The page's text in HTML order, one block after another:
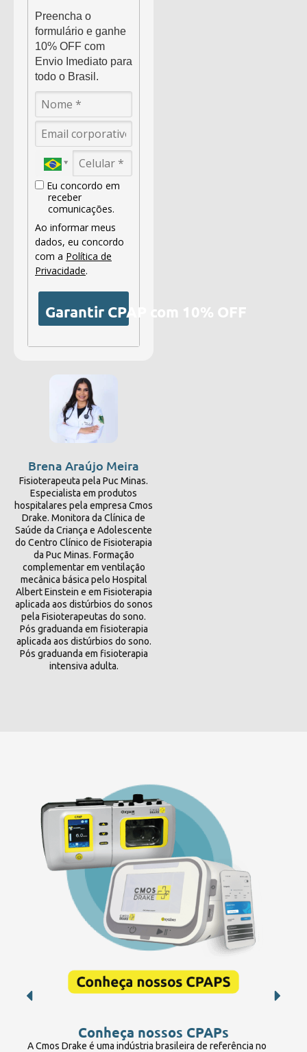
Preencha o
formulário e ganhe
10% OFF com
Envio Imediato para
todo o Brasil.
Eu concordo em
receber
comunicações.
Ao informar meus
dados, eu concordo
com a Política de
Privacidade.
Garantir CPAP com 10% OFF
Brena Araújo Meira
Fisioterapeuta pela Puc Minas.
Especialista em produtos
hospitalares pela empresa Cmos
Drake. Monitora da Clínica de
Saúde da Criança e Adolescente
do Centro Clínico de Fisioterapia
da Puc Minas. Formação
complementar em ventilação
mecânica básica pelo Hospital
Albert Einstein e em Fisioterapia
aplicada aos distúrbios do sonos
pela Fisioterapeutas do sono.
Pós graduanda em fisioterapia
aplicada aos distúrbios do sono.
Pós graduanda em fisioterapia
intensiva adulta.
Conheça nossos CPAPs
A Cmos Drake é uma indústria brasileira de referência no